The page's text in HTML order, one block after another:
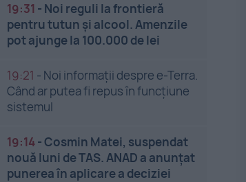
19:31 - Noi reguli la frontieră
pentru tutun și alcool. Amenzile
pot ajunge la 100.000 de lei
19:21 - Noi informații despre e-Terra.
Când ar putea fi repus în funcțiune
sistemul
19:14-Cosmin Matei, suspendat
nouă luni de TAS. ANAD a anunțat
punerea în aplicare a deciziei